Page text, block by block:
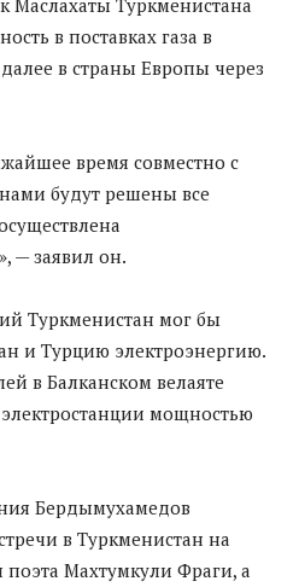
в поставках газа в
в страны Европы через
время совместно с
будут решены все
— заявил он.
Туркменистан мог бы
и Турцию электроэнергию.
в Балканском велаяте
электростанции мощностью
Бердымухамедов
в Туркменистан на
Махтумкули Фраги, а